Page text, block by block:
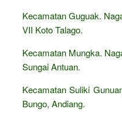
Kecamatan Guguak.
VII Koto Talago.
Kecamatan Mungka.
Sungai Antuan.
Kecamatan Suliki
Bungo, Andiang.